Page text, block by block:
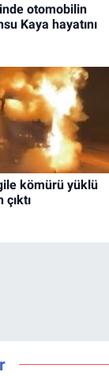
otomobilin
Kaya hayatını
kömürü yüklü
çıktı